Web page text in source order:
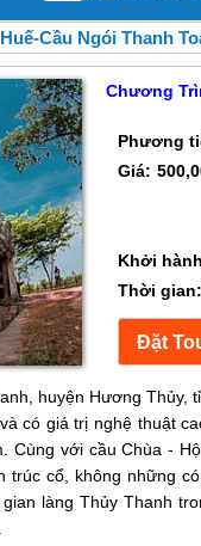
Cầu Ngói Thanh
Chương
Phương
Giá:
Khởi
Thời gian:
huyện Hương
có giá trị nghệ thuật
Cùng với cầu Chùa -
cổ, không những
làng Thủy Thanh